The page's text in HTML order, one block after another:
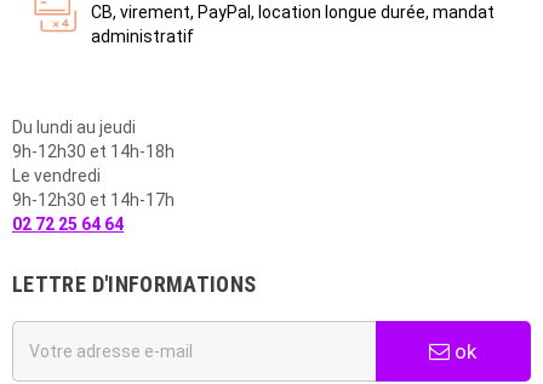
CB, virement, PayPal, location longue durée, mandat
administratif
Du lundi au jeudi
9h-12h30 et 14h-18h
Le vendredi
9h-12h30 et 14h-17h
02 72 25 64 64
LETTRE D'INFORMATIONS
ok